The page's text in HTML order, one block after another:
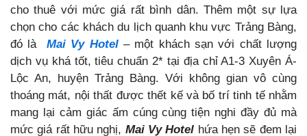
cho thuê với mức giá rất bình dân. Thêm một sự lựa
chọn cho các khách du lịch quanh khu vực Trảng Bàng,
đó là
Mai Vy Hotel– một khách sạn với chất lượng
dịch vụ khá tốt, tiêu chuẩn 2* tại địa chỉ A1-3 Xuyên Á-
Lộc An, huyện Trảng Bàng. Với không gian vô cùng
thoáng mát, nội thất được thết kế và bố trí tinh tế nhằm
mang lại cảm giác ấm cúng cùng tiện nghi đầy đủ mà
mức giá rất hữu nghị, Mai Vy Hotel hứa hẹn sẽ đem lại